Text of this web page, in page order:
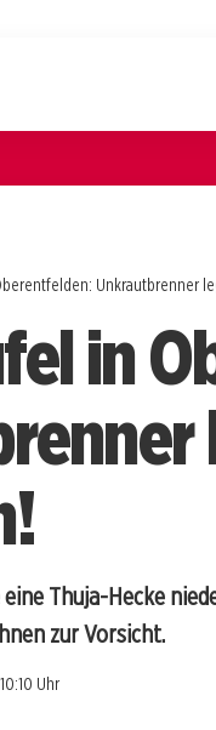
Unkrautbrenner
in
Thuja-Hecke
zur Vorsicht.
Uhr